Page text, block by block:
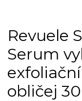
Revuele
Serum
obličej